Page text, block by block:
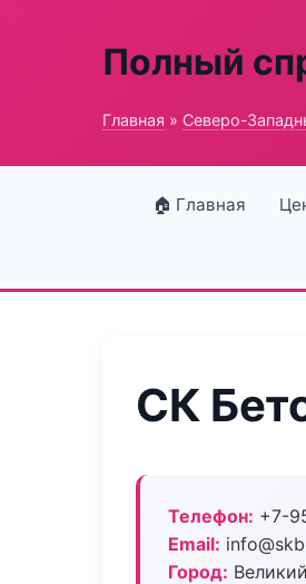
Полный
Главная » Северо-
🏠 Главная
СК
Телефон: +7-
Email:
Город: